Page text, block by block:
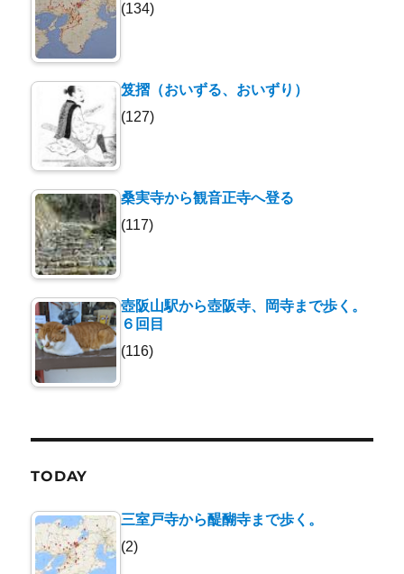
(134)
笈摺（おいずる、おいずり）
(127)
桑実寺から観音正寺へ登る
(117)
壺阪山駅から壺阪寺、岡寺まで歩く。
６回目
(116)
TODAY
三室戸寺から醍醐寺まで歩く。
(2)